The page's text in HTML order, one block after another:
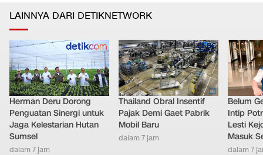
LAINNYA DARI DETIKNETWORK
Herman Deru Dorong
Penguatan Sinergi untuk
Jaga Kelestarian Hutan
Sumsel
dalam 7 jam
Thailand Obral Insentif
Pajak Demi Gaet Pabrik
Mobil Baru
dalam 7 jam
Belum
Intip
Lesti
Masuk
dalam 7